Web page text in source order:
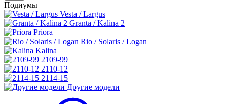
Подиумы
Vesta / Largus
Granta / Kalina 2
Priora
Rio / Solaris / Logan
Kalina
2109-99
2110-12
2114-15
Другие модели